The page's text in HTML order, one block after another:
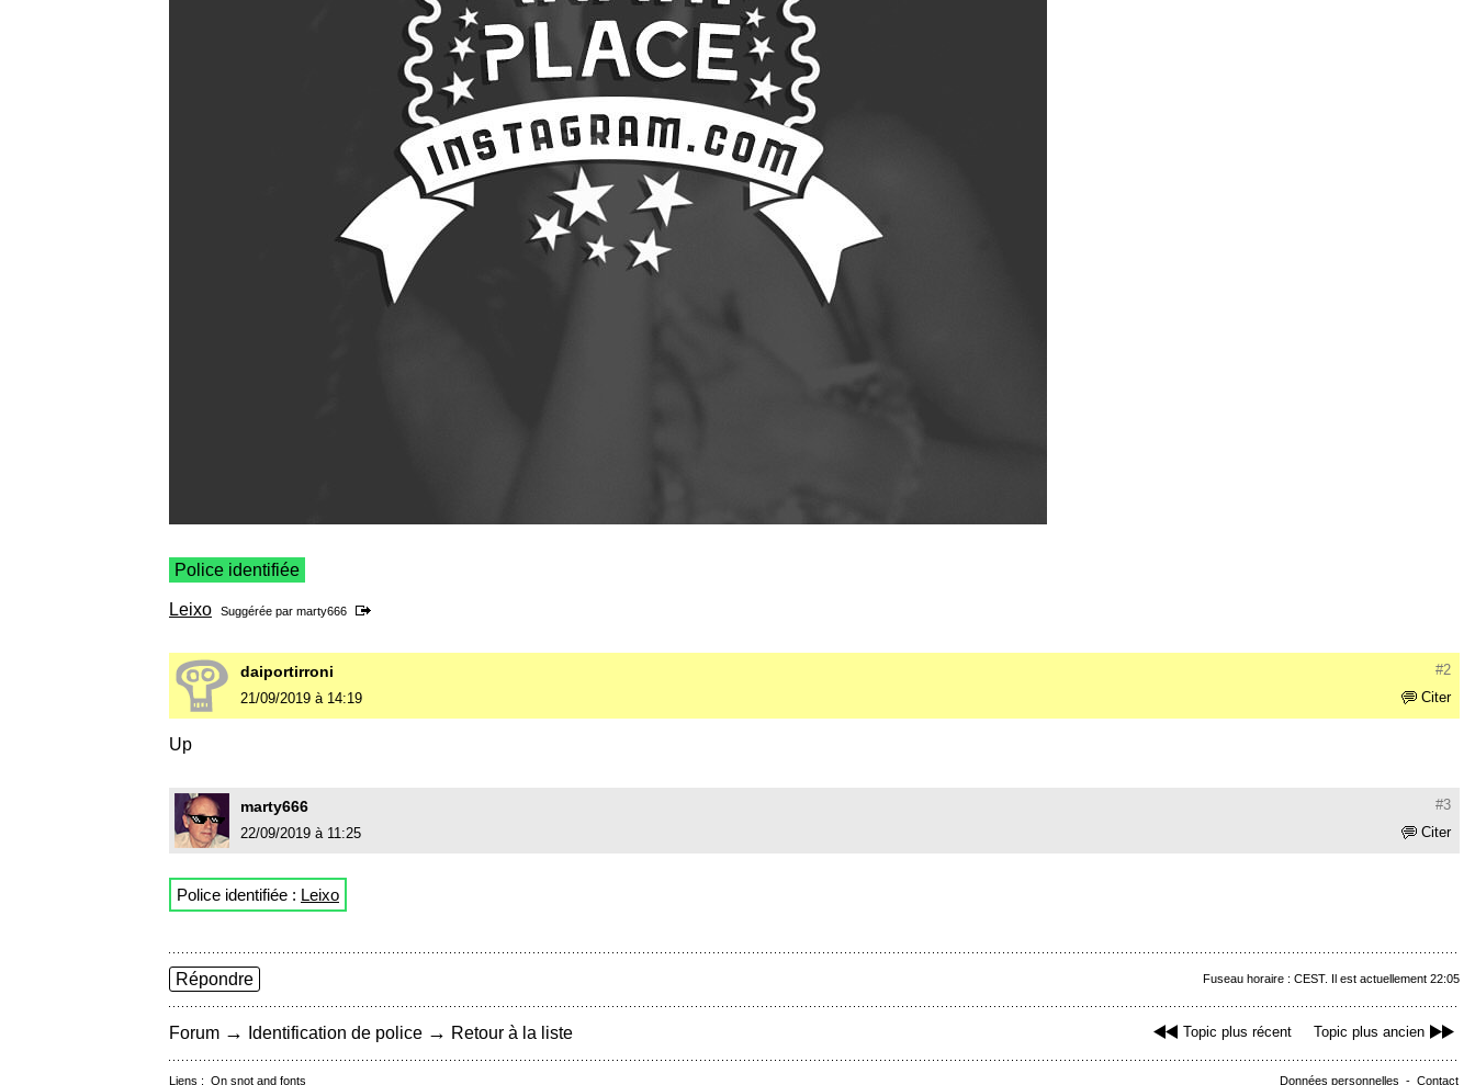
Police identifiée
Leixo Suggérée par marty666
#2
daiportirroni
Citer
21/09/2019 à 14:19
Up
#3
marty666
Citer
22/09/2019 à 11:25
Police identifiée : Leixo
Fuseau horaire : CEST. Il est actuellement 22:05
Répondre
Topic plus récent Topic plus ancien
Forum → Identification de police → Retour à la liste
Données personnelles - Contact
Liens : On snot and fonts